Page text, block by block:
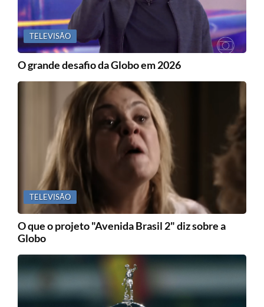
TELEVISÃO
O grande desafio da Globo em 2026
TELEVISÃO
O que o projeto "Avenida Brasil 2" diz sobre a
Globo